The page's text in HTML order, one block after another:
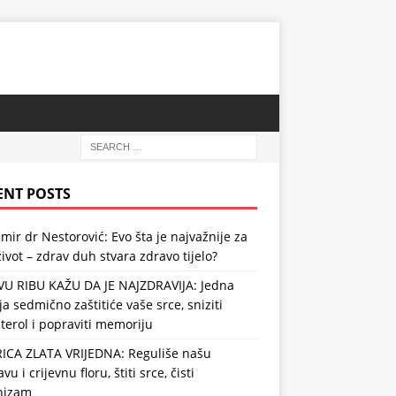
POSTS
dr Nestorović: Evo šta je najvažnije za
– zdrav duh stvara zdravo tijelo?
RIBU KAŽU DA JE NAJZDRAVIJA: Jedna
sedmično zaštitiće vaše srce, sniziti
i popraviti memoriju
ZLATA VRIJEDNA: Reguliše našu
i crijevnu floru, štiti srce, čisti